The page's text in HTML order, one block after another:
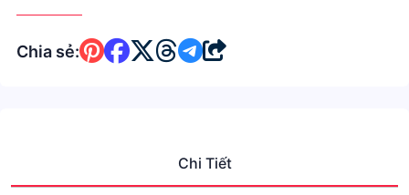
Chia sẻ:
Chi Tiết